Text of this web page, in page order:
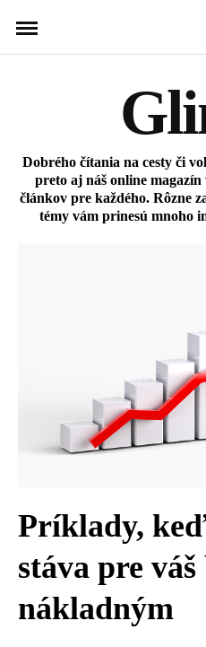
content
Dobrého čítania na cesty či
preto aj náš online
článkov pre každého. Rôzne
témy vám prinesú mnoho
Príklady,
stáva pre váš
nákladným